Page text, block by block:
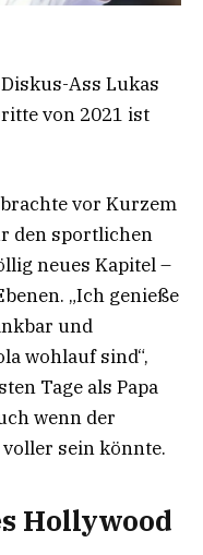
Ass Lukas
von 2021 ist
vor Kurzem
den sportlichen
neues Kapitel –
„Ich genieße
und
wohlauf sind“,
Tage als Papa
wenn der
sein könnte.
Hollywood